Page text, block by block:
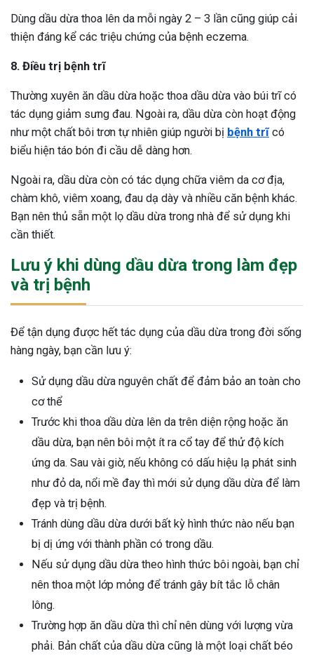
Dùng dầu dừa thoa lên da mỗi ngày 2 – 3 lần cũng giúp cải
thiện đáng kể các triệu chứng của bệnh eczema.
8. Điều trị bệnh trĩ
Thường xuyên ăn dầu dừa hoặc thoa dầu dừa vào búi trĩ có
tác dụng giảm sưng đau. Ngoài ra, dầu dừa còn hoạt động
như một chất bôi trơn tự nhiên giúp người bị bệnh trĩcó
biểu hiện táo bón đi cầu dễ dàng hơn.
Ngoài ra, dầu dừa còn có tác dụng chữa viêm da cơ địa,
chàm khô, viêm xoang, đau dạ dày và nhiều căn bệnh khác.
Bạn nên thủ sẵn một lọ dầu dừa trong nhà để sử dụng khi
cần thiết.
Lưu ý khi dùng dầu dừa trong làm đẹp
và trị bệnh
Để tận dụng được hết tác dụng của dầu dừa trong đời sống
hàng ngày, bạn cần lưu ý:
Sử dụng dầu dừa nguyên chất để đảm bảo an toàn cho
cơ thể
Trước khi thoa dầu dừa lên da trên diện rộng hoặc ăn
dầu dừa, bạn nên bôi một ít ra cổ tay để thử độ kích
ứng da. Sau vài giờ, nếu không có dấu hiệu lạ phát sinh
như đỏ da, nổi mề đay thì mới sử dụng dầu dừa để làm
đẹp và trị bệnh.
Tránh dùng dầu dừa dưới bất kỳ hình thức nào nếu bạn
bị dị ứng với thành phần có trong dầu.
Nếu sử dụng dầu dừa theo hình thức bôi ngoài, bạn chỉ
nên thoa một lớp mỏng để tránh gây bít tắc lỗ chân
lông.
Trường hợp ăn dầu dừa thì chỉ nên dùng với lượng vừa
phải. Bản chất của dầu dừa cũng là một loại chất béo